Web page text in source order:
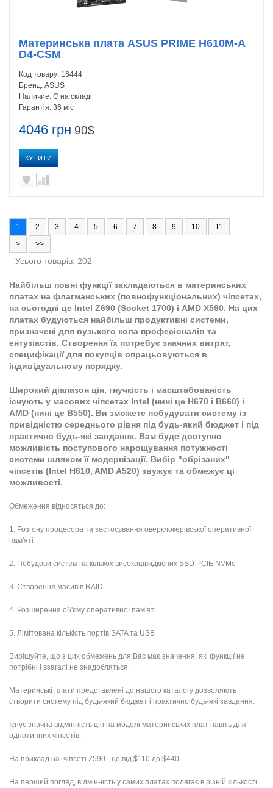
4046 грн 90$
КУПИТИ
Материнська плата ASUS PRIME H610M-A
D4-CSM
Код товару: 16444
Бренд: ASUS
Наличие: Є на складі
Гарантія: 36 міс
1 2 3 4 5 6 7 8 9 10 11
....
>
>>
Усього товарів: 202
Найбільш повні функції закладаються в материнських
платах на флагманських (повнофункціональних) чіпсетах,
на сьогодні це Intel Z690 (Socket 1700) і AMD X590. На цих
платах будуються найбільш продуктивні системи,
призначені для вузького кола професіоналів та
ентузіастів. Створення їх потребує значних витрат,
специфікації для покупців опрацьовуються в
індивідуальному порядку.
Широкий діапазон цін, гнучкість і масштабованість
існують у масових чіпсетах Intel (нині це H670 і В660) і
AMD (нині це В550). Ви зможете побудувати систему із
привідністю середнього рівня під будь-який бюджет і під
практично будь-які завдання. Вам буде доступно
можливість поступового нарощування потужності
системи шляхом її модернізації. Вибір "обрізаних"
чіпсетів (Intel H610, AMD A520) звужує та обмежує ці
можливості.
Обмеження відносяться до:
1. Розгону процесора та застосування оверклокерівської оперативної
пам'яті
2. Побудови систем на кількох високошвидкісних SSD PCIE NVMe
3. Створення масивів RAID
4. Розширення об'єму оперативної пам'яті
5. Лімітована кількість портів SATA та USB
Вирішуйте, що з цих обмежень для Вас має значення, які функції не
потрібні і взагалі не знадобляться.
Материнські плати представлені до нашого каталогу дозволяють
створити систему під будь-який бюджет і практично будь-які завдання.
Існує значна відмінність цін на моделі материнських плат навіть для
однотипних чіпсетів.
На приклад на чіпсеті Z590 –це від $110 до $440.
На перший погляд, відмінність у самих платах полягає в різній кількості